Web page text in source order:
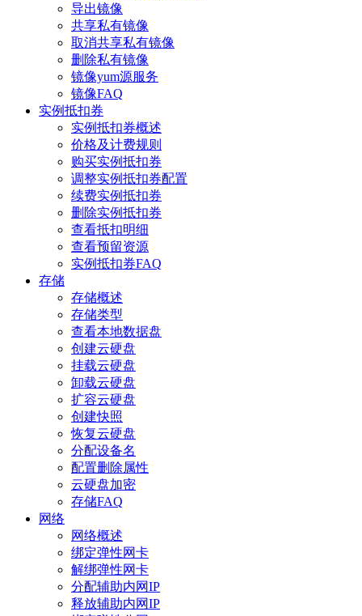
导出镜像
共享私有镜像
取消共享私有镜像
删除私有镜像
镜像yum源服务
镜像FAQ
实例抵扣券
实例抵扣券概述
价格及计费规则
购买实例抵扣券
调整实例抵扣券配置
续费实例抵扣券
删除实例抵扣券
查看抵扣明细
查看预留资源
实例抵扣券FAQ
存储
存储概述
存储类型
查看本地数据盘
创建云硬盘
挂载云硬盘
卸载云硬盘
扩容云硬盘
创建快照
恢复云硬盘
分配设备名
配置删除属性
云硬盘加密
存储FAQ
网络
网络概述
绑定弹性网卡
解绑弹性网卡
分配辅助内网IP
释放辅助内网IP